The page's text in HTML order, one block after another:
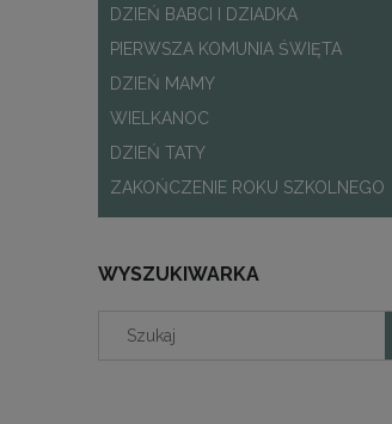
DZIEŃ BABCI I DZIADKA
PIERWSZA KOMUNIA ŚWIĘTA
DZIEŃ MAMY
WIELKANOC
DZIEŃ TATY
ZAKOŃCZENIE ROKU SZKOLNEGO
WYSZUKIWARKA